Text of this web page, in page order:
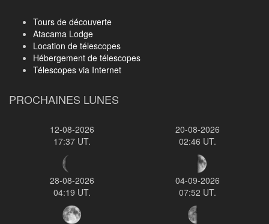
Tours de découverte
Atacama Lodge
Location de télescopes
Hébergement de télescopes
Télescopes via Internet
PROCHAINES LUNES
12-08-2026
17:37 UT.
20-08-2026
02:46 UT.
28-08-2026
04:19 UT.
04-09-2026
07:52 UT.